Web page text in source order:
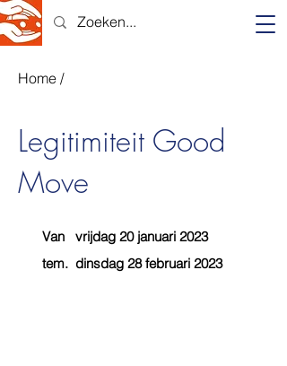
Home /
Legitimiteit Good
Move
Van
tem.
vrijdag 20 januari 2023
dinsdag 28 februari 2023